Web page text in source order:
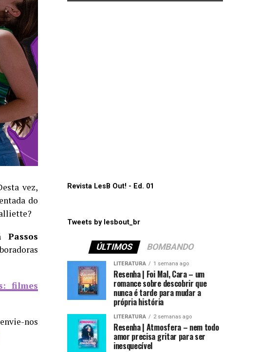
vez,
do
Passos
filmes
nos
Revista LesB Out! - Ed. 01
Tweets by lesbout_br
ÚLTIMOS BOMBANDO
LITERATURA 1 semana ago
Resenha | Foi Mal, Cara – um
romance sobre descobrir que
nunca é tarde para mudar a
própria história
LITERATURA 2 semanas ago
Resenha | Atmosfera – nem todo
amor precisa gritar para ser
inesquecível